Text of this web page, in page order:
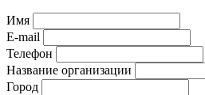
Имя
E-mail
Телефон
Название организации
Город